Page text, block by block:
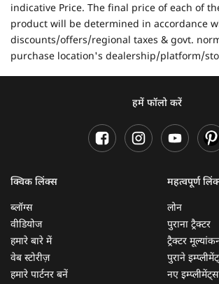
indicative Price. The final price of each of
product will be determined in accordance
discounts/offers/regional taxes & govt.
purchase location's dealership/platform/
हमें फॉलो करें
क्विक लिंक्स
ब्लॉग्स
वीडियोज
हमारे बारे में
वेब स्टोरीज़
हमारे पार्टनर बनें
महत्वपूर्ण
लोन
पुराना ट्रैक्टर
ट्रैक्टर
पुराने
नए इम्प्लीमेंट्स